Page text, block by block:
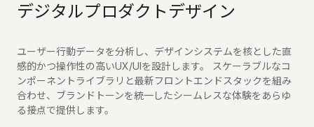
デジタルプロダクトデザイン
ユーザー行動データを分析し、デザインシステムを核とした直
感的かつ操作性の高いUX/UIを設計します。 スケーラブルなコ
ンポーネントライブラリと最新フロントエンドスタックを組み
合わせ、ブランドトーンを統一したシームレスな体験をあらゆ
る接点で提供します。